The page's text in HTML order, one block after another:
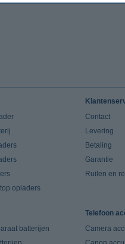
opladers
Contact
Levering
Betaling
Garantie
Ruilen en
batterijen
Telefoon
Camera